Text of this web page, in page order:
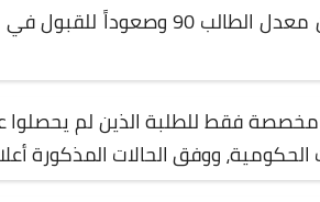
يجب ان يكون معدل الطالب
فقط للطلبة الذين لم
ووفق الحالات المذكورة